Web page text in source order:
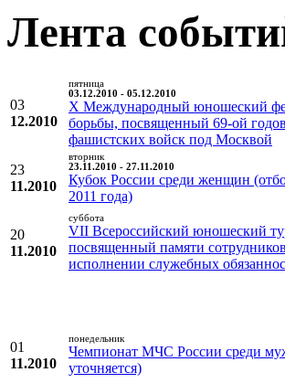
Лента
03
12.2010
пятница
03.12.2010 - 05.12.2010
X Международный юношеский
борьбы, посвященный 69-ой
фашистских войск под Москвой
23
11.2010
вторник
23.11.2010 - 27.11.2010
Кубок России среди женщин
2011 года)
20
11.2010
суббота
VII Всероссийский юношеский
посвященный памяти
исполнении служебных
01
11.2010
понедельник
Чемпионат МЧС России среди
уточняется)